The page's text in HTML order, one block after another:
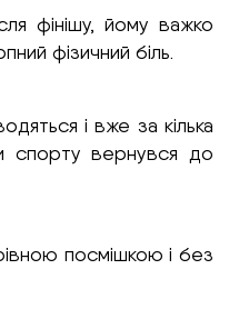
фінішу, йому важко
фізичний біль.
і вже за кілька
спорту вернувся до
посмішкою і без